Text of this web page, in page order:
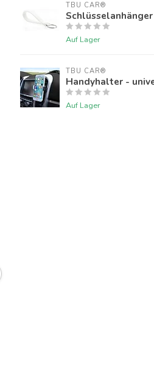
TBU CAR®
Auf Lager
TBU CAR®
Handyhalter -
Auf Lager